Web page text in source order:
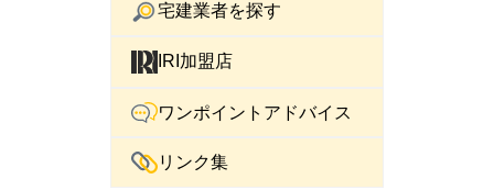
宅建業者を探す
IRI加盟店
ワンポイントアドバイス
リンク集